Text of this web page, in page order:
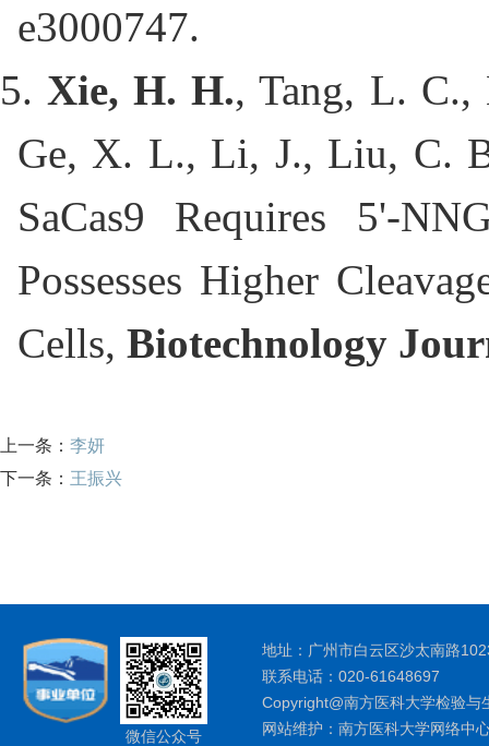
e3000747.
5. Xie, H. H., Tang, L.
Ge, X. L., Li, J., Liu, C.
SaCas9 Requires 5'-
Possesses Higher
Cells, Biotechnology
上一条： 李妍
下一条： 王振兴
微信公众号
地址：广州市白云区沙太南路
联系电话：020-61648697
Copyright@南方医科大学检验
网站维护：南方医科大学网络中